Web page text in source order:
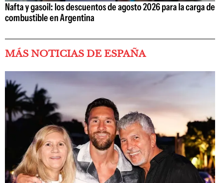
Nafta y gasoil: los descuentos de agosto 2026 para la carga de
combustible en Argentina
MÁS NOTICIAS DE ESPAÑA